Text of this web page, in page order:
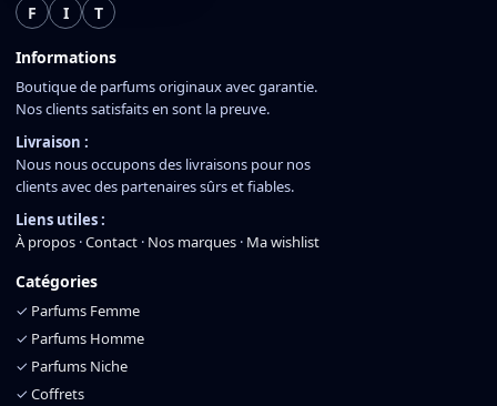
F I T
Informations
Boutique de parfums originaux avec garantie.
Nos clients satisfaits en sont la preuve.
Livraison :
Nous nous occupons des livraisons pour nos
clients avec des partenaires sûrs et fiables.
Liens utiles :
À propos ·Contact · Nos marques · Ma wishlist
Catégories
✓ Parfums Femme
✓ Parfums Homme
✓ Parfums Niche
✓ Coffrets